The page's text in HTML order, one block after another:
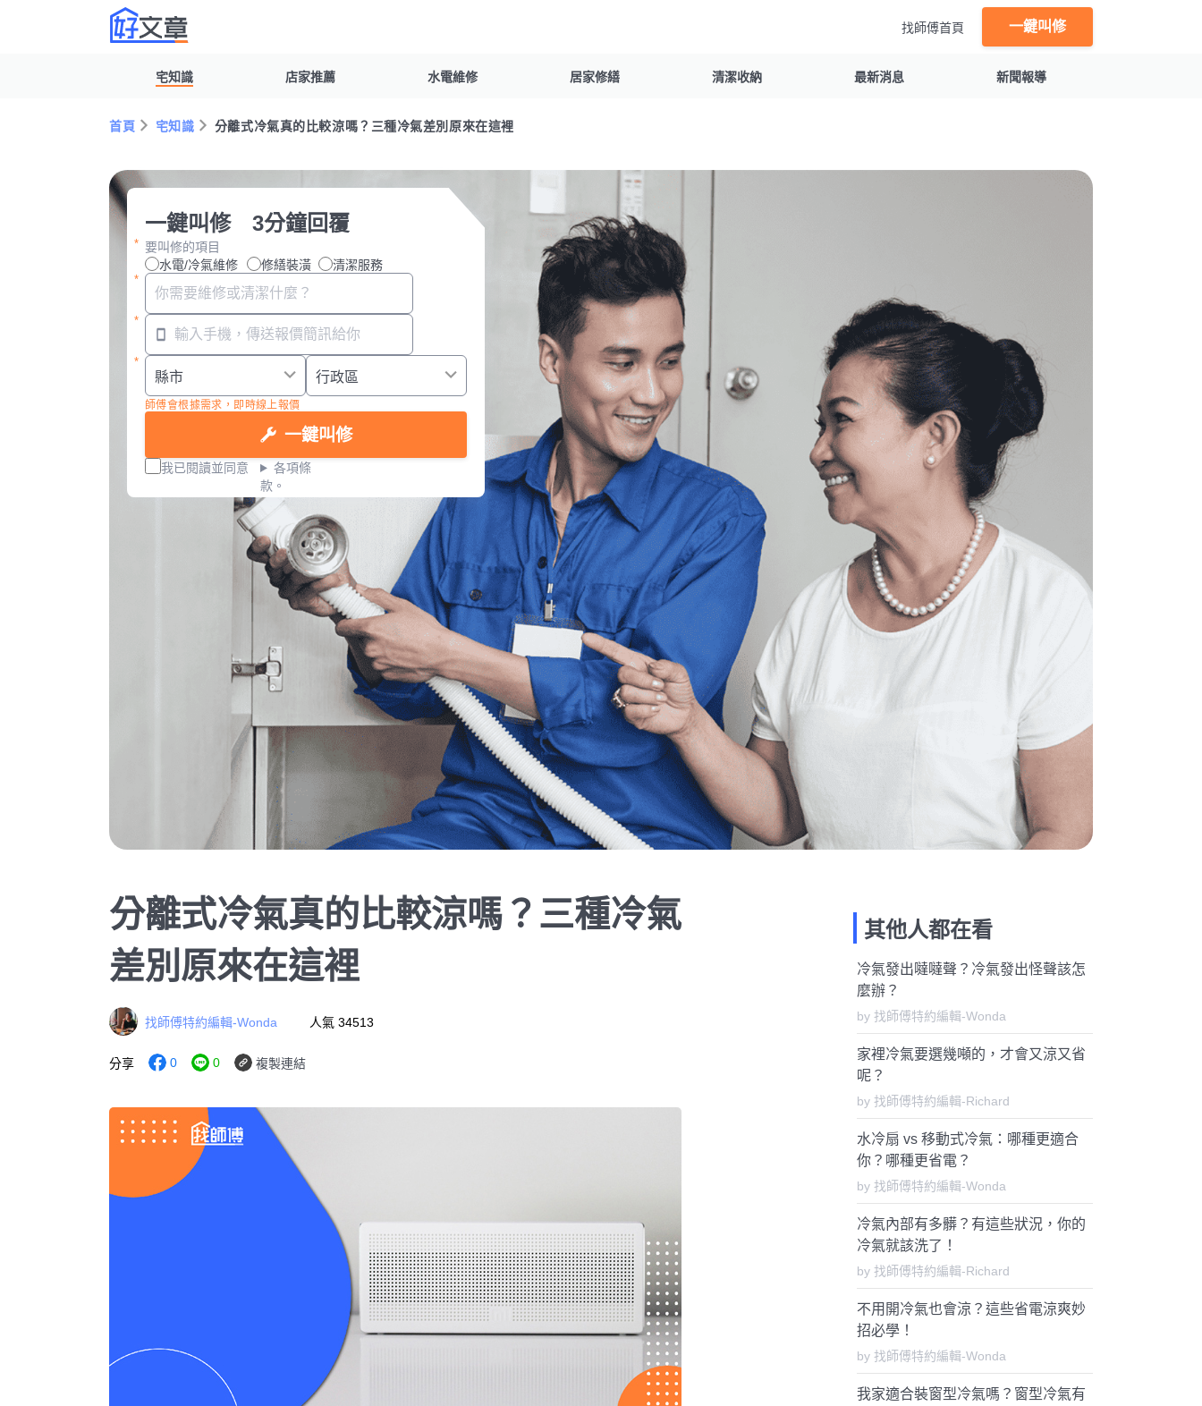
找師傅首頁 一鍵叫修
宅知識 店家推薦 水電維修 居家修繕 清潔收納 最新消息 新聞報導
首頁 宅知識 分離式冷氣真的比較涼嗎？三種冷氣差別原來在這裡
一鍵叫修 3分鐘回覆
要叫修的項目
水電/冷氣維修
修繕裝潢 清潔服務
師傅會根據需求，即時線上報價
一鍵叫修
我已閱讀並同意
各項條
款。
分離式冷氣真的比較涼嗎？三種冷氣
差別原來在這裡
找師傅特約編輯-Wonda 人氣 34513
分享 0 0 複製連結
其他人都在看
冷氣發出噠噠聲？冷氣發出怪聲該怎
麼辦？
by 找師傅特約編輯-Wonda
家裡冷氣要選幾噸的，才會又涼又省
呢？
by 找師傅特約編輯-Richard
水冷扇 vs 移動式冷氣：哪種更適合
你？哪種更省電？
by 找師傅特約編輯-Wonda
冷氣內部有多髒？有這些狀況，你的
冷氣就該洗了！
by 找師傅特約編輯-Richard
不用開冷氣也會涼？這些省電涼爽妙
招必學！
by 找師傅特約編輯-Wonda
我家適合裝窗型冷氣嗎？窗型冷氣有